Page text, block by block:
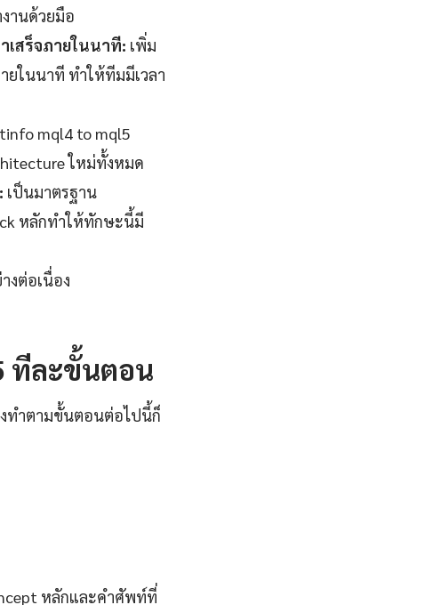
านด้วยมือ
เสร็จภายในนาที: เพิ่ม
ยในนาที ทำให้ทีมมีเวลา
mql4 to mql5
ใหม่ทั้งหมด
เป็นมาตรฐาน
หลักทำให้ทักษะนี้มี
ต่อเนื่อง
ทีละขั้นตอน
ทำตามขั้นตอนต่อไปนี้ก็
หลักและคำศัพท์ที่